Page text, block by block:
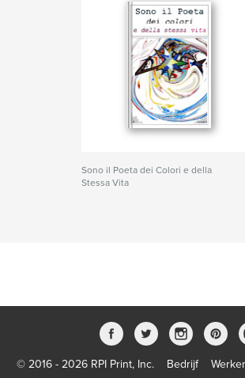
Sono il Poeta dei Colori e della
Stessa Vita
© 2016 - 2026 RPI Print, Inc. Bedrijf